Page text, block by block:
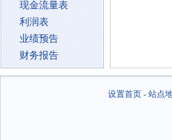
现金流量表
利润表
业绩预告
财务报告
设置首页- 站点